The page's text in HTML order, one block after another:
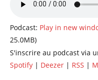
Podcast: Play in new
25.0MB)
S'inscrire au podcast via
Spotify | Deezer | RSS |